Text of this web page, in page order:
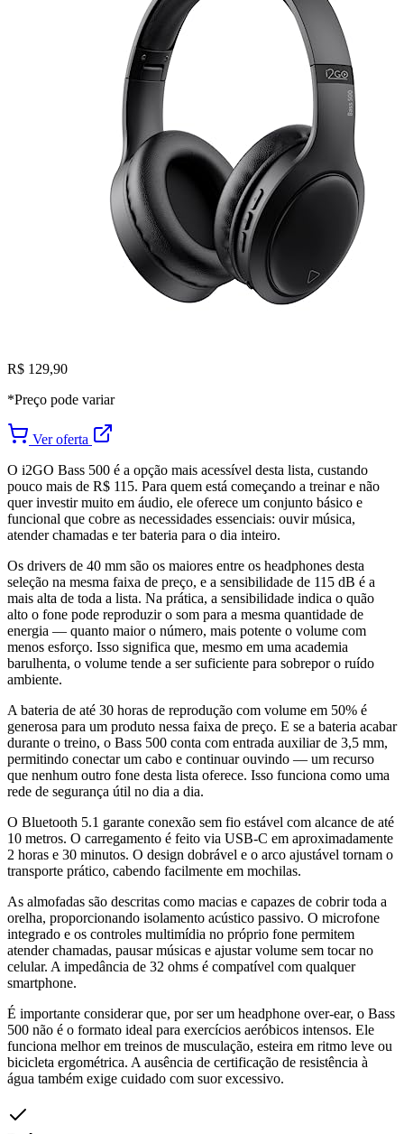
R$ 129,90
*Preço pode variar
Ver oferta
O i2GO Bass 500 é a opção mais acessível desta lista, custando
pouco mais de R$ 115. Para quem está começando a treinar e não
quer investir muito em áudio, ele oferece um conjunto básico e
funcional que cobre as necessidades essenciais: ouvir música,
atender chamadas e ter bateria para o dia inteiro.
Os drivers de 40 mm são os maiores entre os headphones desta
seleção na mesma faixa de preço, e a sensibilidade de 115 dB é a
mais alta de toda a lista. Na prática, a sensibilidade indica o quão
alto o fone pode reproduzir o som para a mesma quantidade de
energia — quanto maior o número, mais potente o volume com
menos esforço. Isso significa que, mesmo em uma academia
barulhenta, o volume tende a ser suficiente para sobrepor o ruído
ambiente.
A bateria de até 30 horas de reprodução com volume em 50% é
generosa para um produto nessa faixa de preço. E se a bateria acabar
durante o treino, o Bass 500 conta com entrada auxiliar de 3,5 mm,
permitindo conectar um cabo e continuar ouvindo — um recurso
que nenhum outro fone desta lista oferece. Isso funciona como uma
rede de segurança útil no dia a dia.
O Bluetooth 5.1 garante conexão sem fio estável com alcance de até
10 metros. O carregamento é feito via USB-C em aproximadamente
2 horas e 30 minutos. O design dobrável e o arco ajustável tornam o
transporte prático, cabendo facilmente em mochilas.
As almofadas são descritas como macias e capazes de cobrir toda a
orelha, proporcionando isolamento acústico passivo. O microfone
integrado e os controles multimídia no próprio fone permitem
atender chamadas, pausar músicas e ajustar volume sem tocar no
celular. A impedância de 32 ohms é compatível com qualquer
smartphone.
É importante considerar que, por ser um headphone over-ear, o Bass
500 não é o formato ideal para exercícios aeróbicos intensos. Ele
funciona melhor em treinos de musculação, esteira em ritmo leve ou
bicicleta ergométrica. A ausência de certificação de resistência à
água também exige cuidado com suor excessivo.